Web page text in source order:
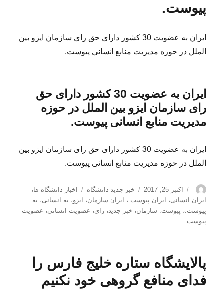
پیوست.
ایران به عضویت 30 کشور دارای حق رای سازمان ایزو بین
الملل در حوزه مدیریت منابع انسانی پیوست.
ایران به عضویت 30 کشور دارای حق
رای سازمان ایزو بین الملل در حوزه
مدیریت منابع انسانی پیوست.
ایران به عضویت 30 کشور دارای حق رای سازمان ایزو بین
الملل در حوزه مدیریت منابع انسانی پیوست.
نویسنده
ارسال
شده
در
اکتبر 25, 2017 دسته‌ها
خبر جدید دانشگاه برچسب‌ها
اخبار دانشگاه ها،
ایران انسانی، ایران پیوست.، ایران سازمان، ایزو، به انسانی، به
پیوست.، پیوست. سازمان، خبر جدید،رای، عضویت انسانی، عضویت
پیوست.
پالایشگاه ستاره خلیج فارس را
فدای منافع گروهی خود نکنیم